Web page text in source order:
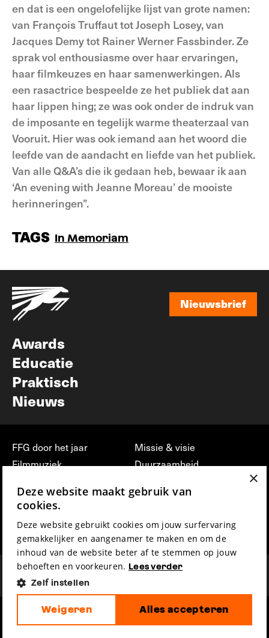
en dat is een ongelofelijke lijst van grote namen:
van François Truffaut tot Joseph Losey, van
Jacques Demy tot Rainer Werner Fassbinder. Ze
sprak vol enthousiasme over haar ervaringen,
haar filmkeuzes en haar samenwerkingen. Als
een rasactrice bespeelde ze het publiek dat aan
haar lippen hing; ze was ook onder de indruk van
de imposante en tegelijk warme theaterzaal van
Vooruit. Hier was ook iemand aan het woord die
leefde van de aandacht en liefde van het publiek.
Van alle Q&A’s die ik gedaan heb, bewaar ik aan
‘An evening with Jeanne Moreau’ de mooiste
herinneringen”.
TAGS In Memoriam
Nieuwsbrief
Awards
Educatie
Praktisch
Nieuws
FFG door het jaar
Filmmuziek
Press & Industry
Film Fest Friends
Missie & visie
Duurzaamheid
vrijwilligerswerk bij FFG
Privacy & Disclaimer
×
Deze website maakt gebruik van
cookies.
Deze website gebruikt cookies om jouw surfervaring
gemakkelijker en aangenamer te maken en om de
inhoud van de website beter af te stemmen op jouw
behoeften en voorkeuren. Lees verder
Zelf instellen
Alles accepteren
Weigeren